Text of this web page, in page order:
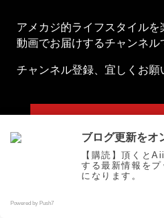
アメカジ的ライフスタイル
動画でお届けするチャンネル
チャンネル登録、宜しくお願
ブログ更新をオ
【購読】頂くと
する最新情報をプ
になります。
Powered by Push7